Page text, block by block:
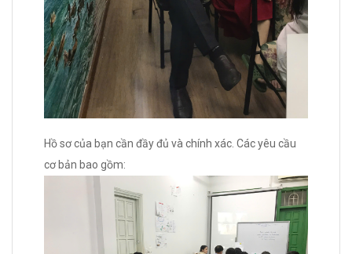
Hồ sơ của bạn cần đầy đủ và chính xác. Các yêu cầu
cơ bản bao gồm: